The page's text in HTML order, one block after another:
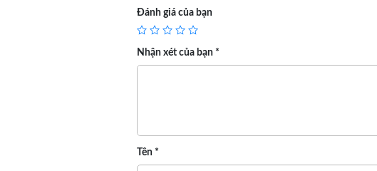
Đánh giá của bạn
Nhận xét của bạn *
Tên *